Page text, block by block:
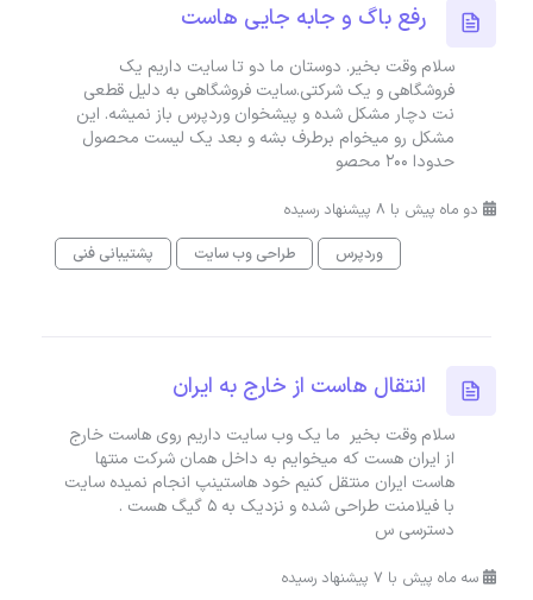
رفع باگ و جابه جایی هاست
سلام وقت بخیر. دوستان ما دو تا سایت داریم یک
فروشگاهی و یک شرکتی.سایت فروشگاهی به دلیل قطعی
نت دچار مشکل شده و پیشخوان وردپرس باز نمیشه. این
مشکل رو میخوام برطرف بشه و بعد یک لیست محصول
حدودا 200 محصو
دو ماه پیش با 8 پیشنهاد رسیده
وردپرس
طراحی وب سایت پشتیبانی فنی
انتقال هاست از خارج به ایران
سلام وقت بخیر ما یک وب سایت داریم روی هاست خارج
از ایران هست که میخوایم به داخل همان شرکت منتها
هاست ایران منتقل کنیم خود هاستینپ انجام نمیده سایت
با فیلامنت طراحی شده و نزدیک به 5 گیگ هست .
دسترسی س
سه ماه پیش با 7 پیشنهاد رسیده